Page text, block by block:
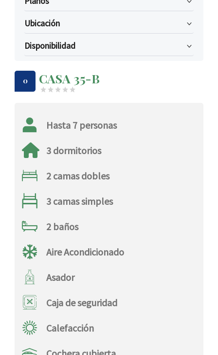
ubicación
disponibilidad
0 CASA 35-B
Hasta 7 personas
3 dormitorios
2 camas dobles
3 camas simples
2 baños
Aire Acondicionado
Asador
Caja de seguridad
Calefacción